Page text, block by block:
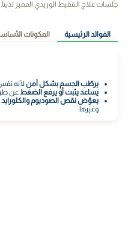
جلسات علاج التنقيط الوريدي المميز لدينا.
الفوائد الرئيسية المكونات
يرطّب الجسم بشكل آمنلأنه
يساعد يثبت أو يرفع الضغطعن
يعوّض نقص الصوديوم والكلورايد
وغيرها.